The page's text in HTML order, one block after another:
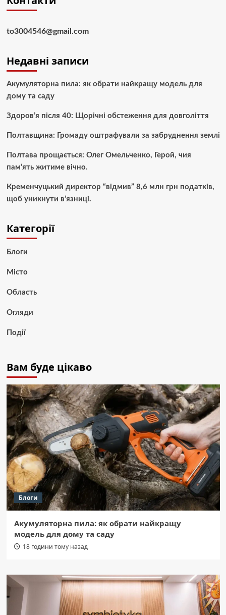
to3004546@gmail.com
Недавні записи
Акумуляторна пила: як обрати найкращу модель для
дому та саду
Здоров’я після 40: Щорічні обстеження для довголіття
Полтавщина: Громаду оштрафували за забруднення землі
Полтава прощається: Олег Омельченко, Герой, чия
пам’ять житиме вічно.
Кременчуцький директор “відмив” 8,6 млн грн податків,
щоб уникнути в’язниці.
Категорії
Блоги
Місто
Область
Огляди
Події
Вам буде цікаво
Блоги
Акумуляторна пила: як обрати найкращу
модель для дому та саду
18 години тому назад